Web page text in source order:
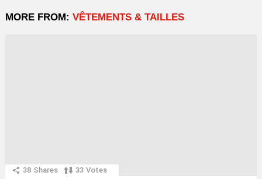
MORE FROM: VÊTEMENTS & TAILLES
38 Shares 33 Votes